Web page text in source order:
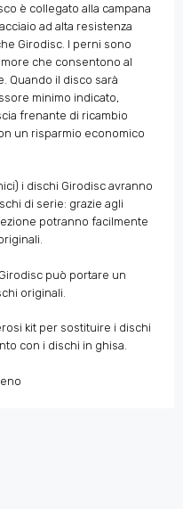
è collegato alla campana
ad alta resistenza
Girodisc. I perni sono
che consentono al
Quando il disco sarà
minimo indicato,
frenante di ricambio
un risparmio economico
i dischi Girodisc avranno
di serie: grazie agli
potranno facilmente
può portare un
originali.
kit per sostituire i dischi
con i dischi in ghisa.